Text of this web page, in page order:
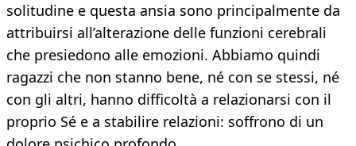
solitudine e questa ansia sono principalmente da
attribuirsi all’alterazione delle funzioni cerebrali
che presiedono alle emozioni. Abbiamo quindi
ragazzi che non stanno bene, né con se stessi, né
con gli altri, hanno difficoltà a relazionarsi con il
proprio Sé e a stabilire relazioni: soffrono di un